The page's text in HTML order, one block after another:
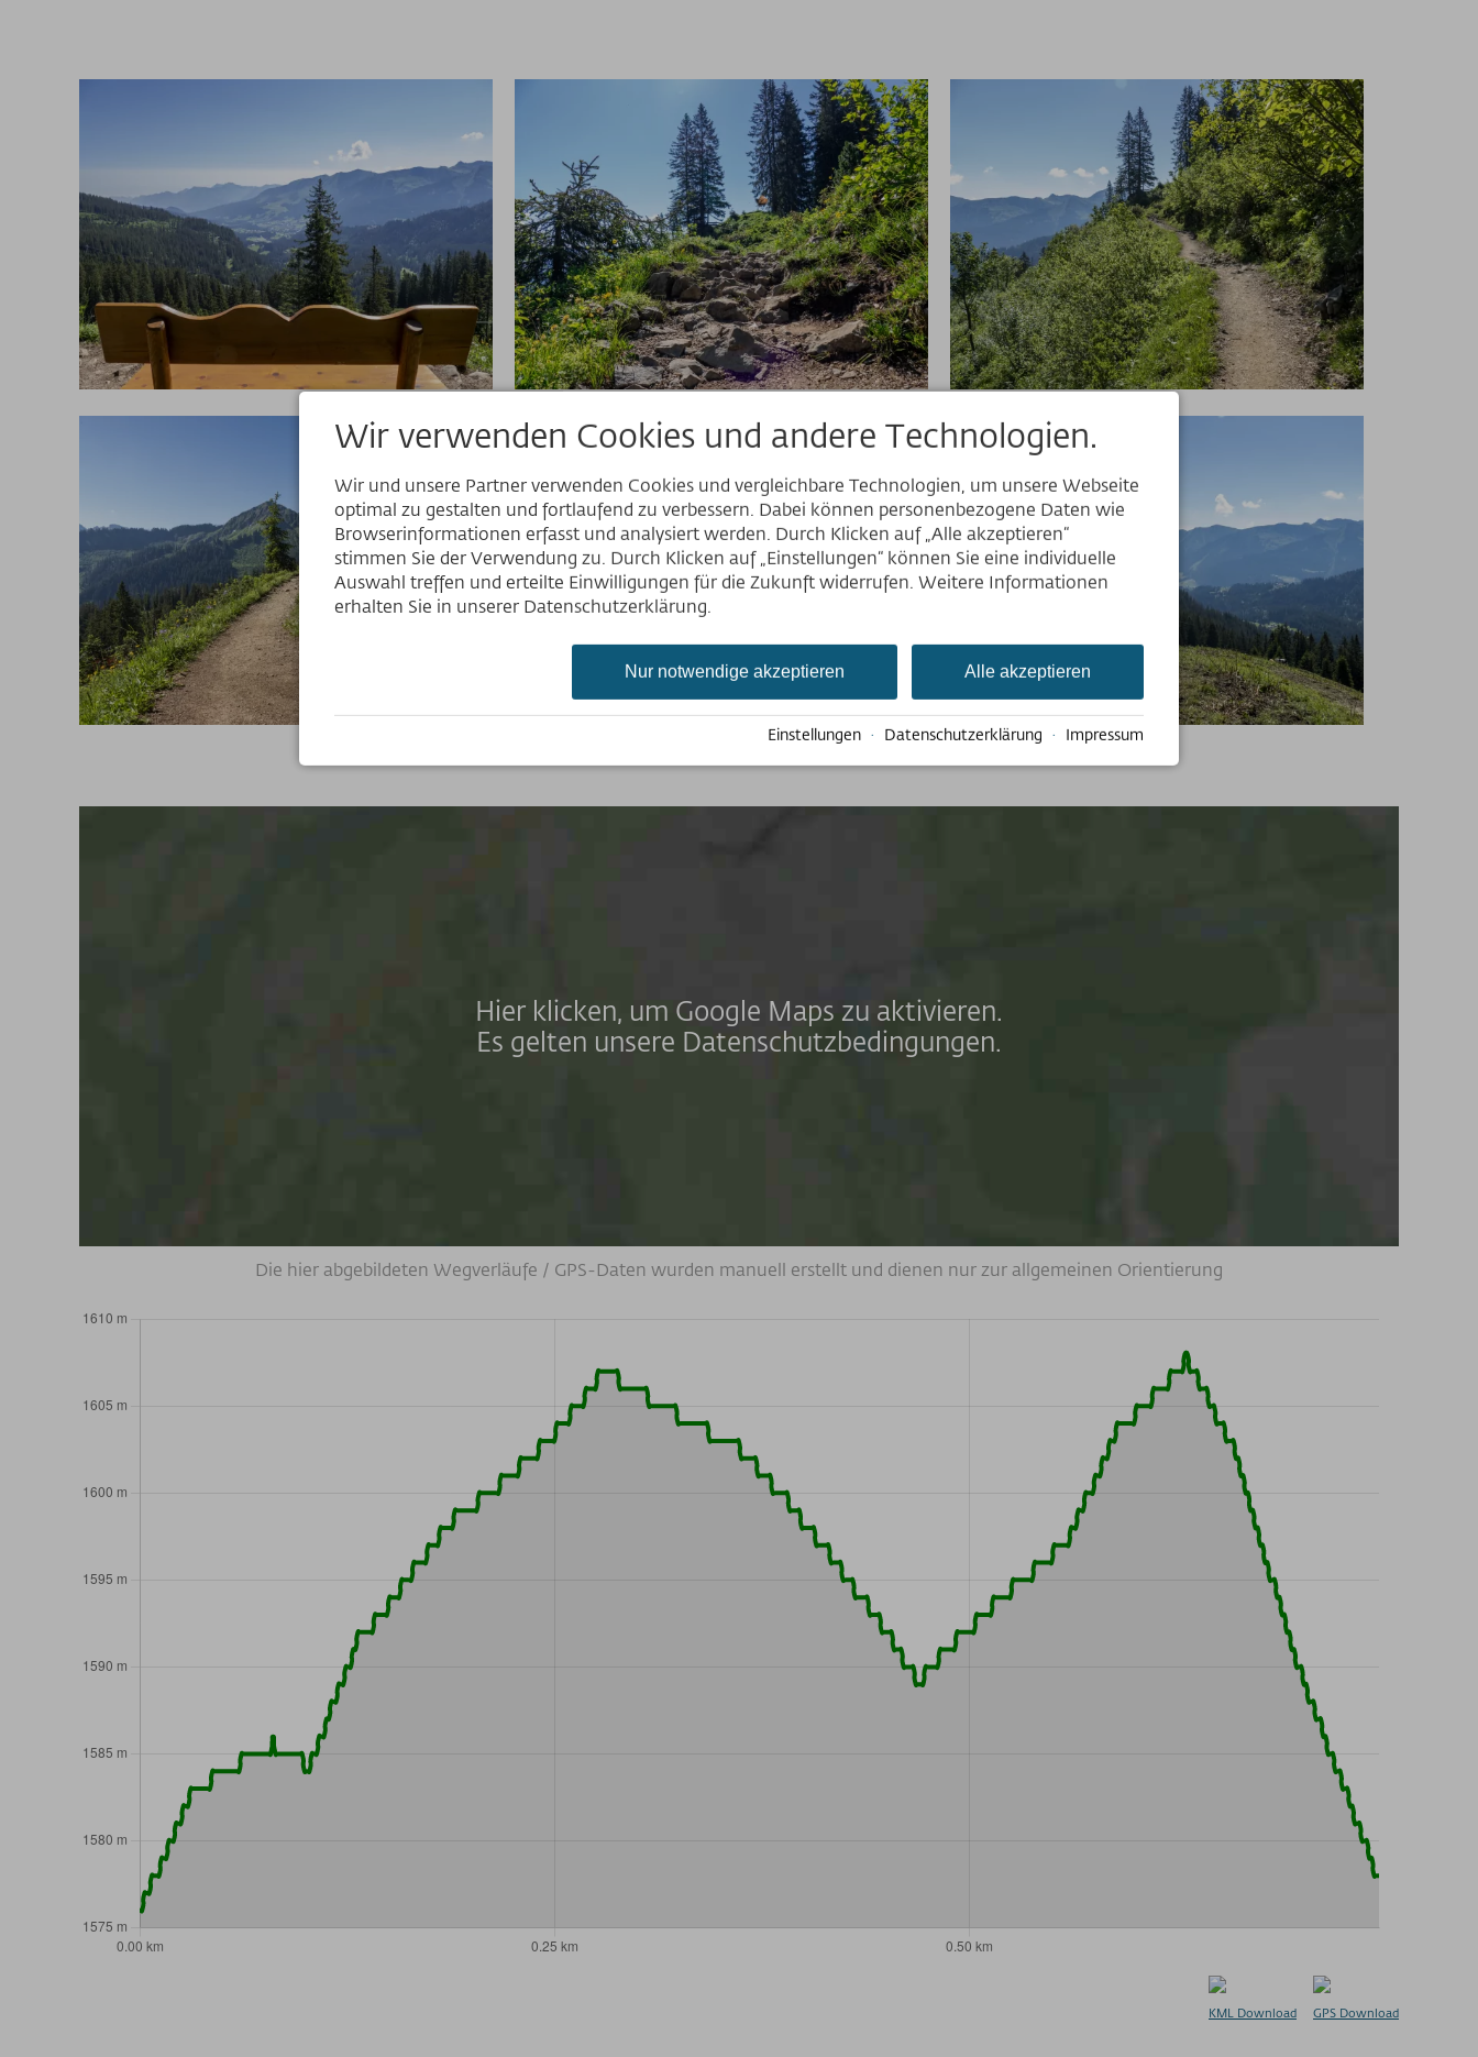
Hier klicken, um Google Maps zu aktivieren.
Es gelten unsere Datenschutzbedingungen.
Die hier abgebildeten Wegverläufe / GPS-Daten wurden manuell erstellt und dienen nur zur allgemeinen Orientierung
GPS Download
KML Download
Wir verwenden Cookies und andere Technologien.
Wir und unsere Partner verwenden Cookies und vergleichbare Technologien, um unsere Webseite
optimal zu gestalten und fortlaufend zu verbessern. Dabei können personenbezogene Daten wie
Browserinformationen erfasst und analysiert werden. Durch Klicken auf „Alle akzeptieren“
stimmen Sie der Verwendung zu. Durch Klicken auf „Einstellungen“ können Sie eine individuelle
Auswahl treffen und erteilte Einwilligungen für die Zukunft widerrufen. Weitere Informationen
erhalten Sie in unserer Datenschutzerklärung.
Alle akzeptieren
Nur notwendige akzeptieren
Einstellungen · Datenschutzerklärung · Impressum
Website
Deutsch
English